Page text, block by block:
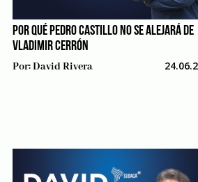
POR QUÉ PEDRO CASTILLO NO SE ALEJARÁ DE
VLADIMIR CERRÓN
Por:David Rivera